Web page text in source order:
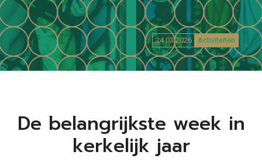
24.03.2026 Activiteiten
De belangrijkste week in
kerkelijk jaar